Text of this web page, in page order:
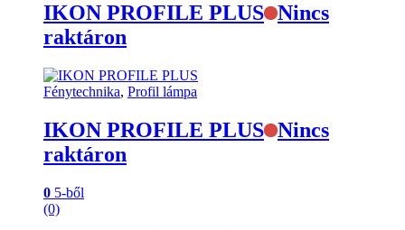
IKON PROFILE PLUS Nincs
raktáron
Fénytechnika, Profil lámpa
IKON PROFILE PLUS Nincs
raktáron
0 5-ből
(0)